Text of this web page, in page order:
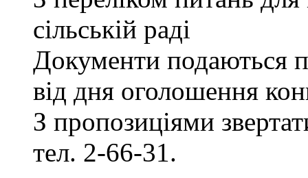
сільській раді
Документи подаються
від дня оголошення
З пропозиціями
тел. 2-66-31.